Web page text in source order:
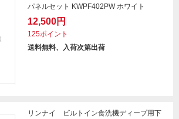
パネルセット KWPF402PW ホワイト
12,500円
125ポイント
送料無料、入荷次第出荷
リンナイ ビルトイン食洗機ディープ用下